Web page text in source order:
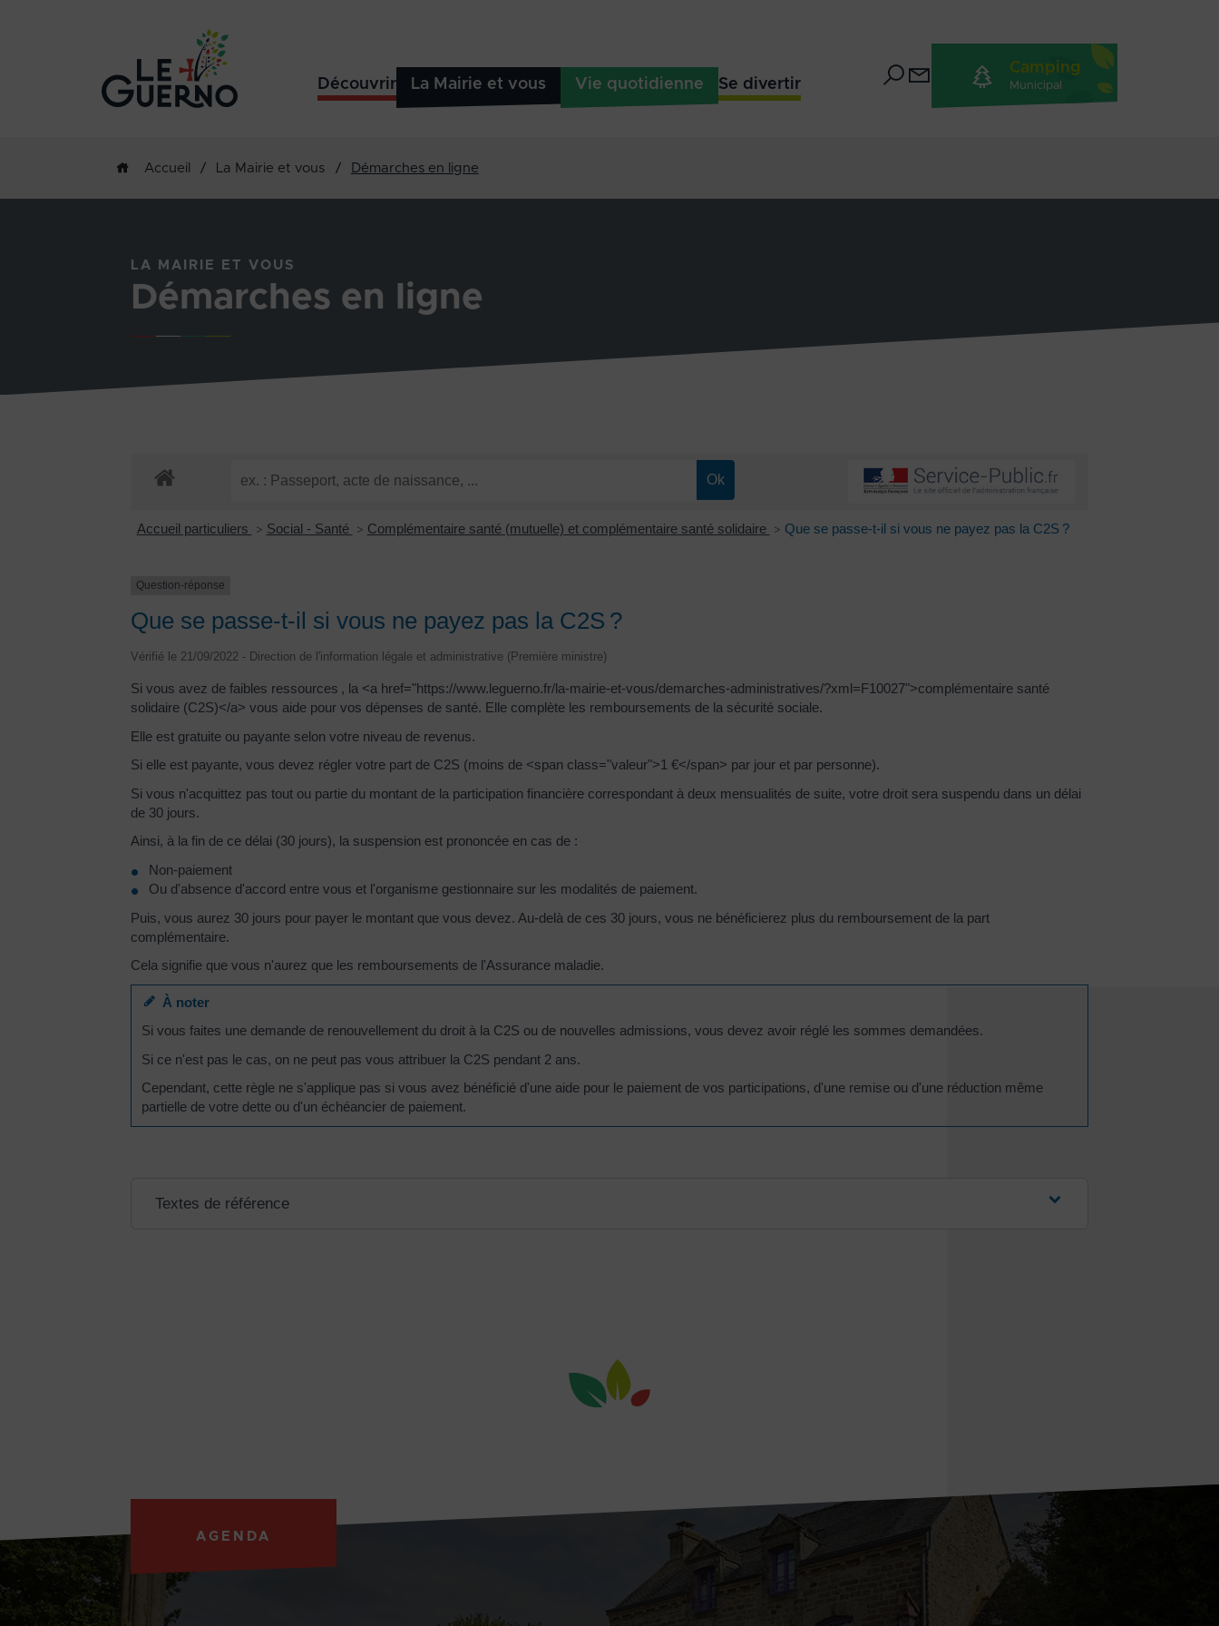
Découvrir La Mairie et vous Vie quotidienne Se divertir
Camping
Municipal
Accueil / La Mairie et vous / Démarches en ligne
LA MAIRIE ET VOUS
Démarches en ligne
Accueil particuliers > Social - Santé > Complémentaire santé (mutuelle) et complémentaire santé solidaire > Que se passe-t-il si vous ne payez pas la C2S ?
Question-réponse
Que se passe-t-il si vous ne payez pas la C2S ?
Vérifié le 21/09/2022 - Direction de l'information légale et administrative (Première ministre)
Si vous avez de faibles ressources , la <a href="https://www.leguerno.fr/la-mairie-et-vous/demarches-administratives/?xml=F10027">complémentaire santé
solidaire (C2S)</a> vous aide pour vos dépenses de santé. Elle complète les remboursements de la sécurité sociale.
Elle est gratuite ou payante selon votre niveau de revenus.
Si elle est payante, vous devez régler votre part de C2S (moins de <span class="valeur">1 €</span> par jour et par personne).
Si vous n'acquittez pas tout ou partie du montant de la participation financière correspondant à deux mensualités de suite, votre droit sera suspendu dans un délai
de 30 jours.
Ainsi, à la fin de ce délai (30 jours), la suspension est prononcée en cas de :
Non-paiement
Ou d'absence d'accord entre vous et l'organisme gestionnaire sur les modalités de paiement.
Puis, vous aurez 30 jours pour payer le montant que vous devez. Au-delà de ces 30 jours, vous ne bénéficierez plus du remboursement de la part
complémentaire.
Cela signifie que vous n'aurez que les remboursements de l'Assurance maladie.
À noter
Si vous faites une demande de renouvellement du droit à la C2S ou de nouvelles admissions, vous devez avoir réglé les sommes demandées.
Si ce n'est pas le cas, on ne peut pas vous attribuer la C2S pendant 2 ans.
Cependant, cette règle ne s'applique pas si vous avez bénéficié d'une aide pour le paiement de vos participations, d'une remise ou d'une réduction même
partielle de votre dette ou d'un échéancier de paiement.
Textes de référence
AGENDA